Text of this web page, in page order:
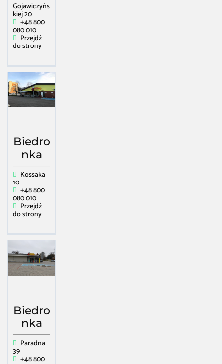
Gojawiczyńs
kiej 20
+48 800
080 010
Przejdź
do strony
Biedro
nka
Kossaka
10
+48 800
080 010
Przejdź
do strony
Biedro
nka
Paradna
39
+48 800